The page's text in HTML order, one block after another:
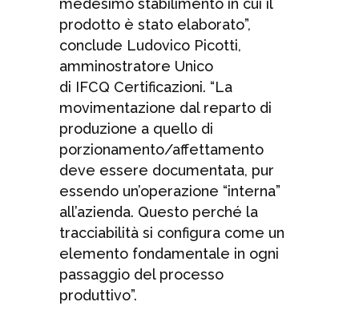
medesimo stabilimento in cui il
prodotto è stato elaborato”,
conclude Ludovico Picotti,
amminostratore Unico
di IFCQ Certificazioni. “La
movimentazione dal reparto di
produzione a quello di
porzionamento/affettamento
deve essere documentata, pur
essendo un’operazione “interna”
all’azienda. Questo perché la
tracciabilità si configura come un
elemento fondamentale in ogni
passaggio del processo
produttivo”.